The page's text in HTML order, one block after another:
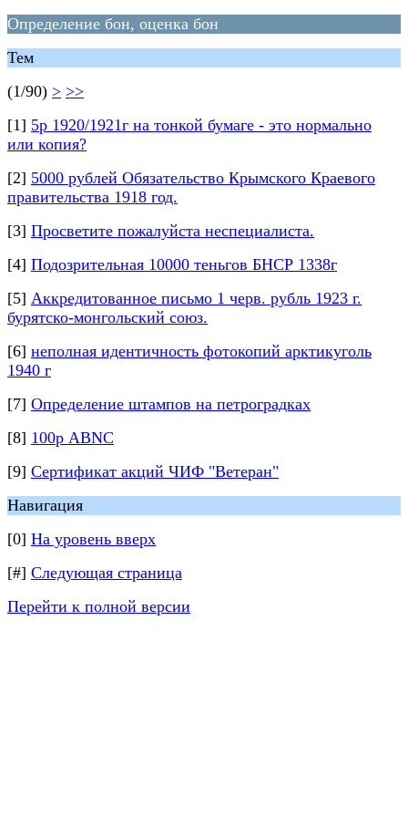
Определение бон, оценка бон
Тем
(1/90) > >>
[1] 5р 1920/1921г на тонкой бумаге - это нормально
или копия?
[2] 5000 рублей Обязательство Крымского Краевого
правительства 1918 год.
[3] Просветите пожалуйста неспециалиста.
[4] Подозрительная 10000 теньгов БНСР 1338г
[5] Аккредитованное письмо 1 черв. рубль 1923 г.
бурятско-монгольский союз.
[6] неполная идентичность фотокопий арктикуголь
1940 г
[7] Определение штампов на петроградках
[8] 100р ABNС
[9] Сертификат акций ЧИФ "Ветеран"
Навигация
[0] На уровень вверх
[#] Следующая страница
Перейти к полной версии